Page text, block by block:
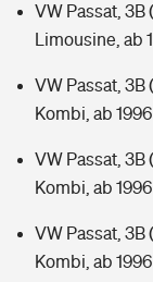
VW Passat, 3B
Limousine, ab
VW Passat, 3B
Kombi, ab 1996
VW Passat, 3B
Kombi, ab 1996
VW Passat, 3B
Kombi, ab 1996